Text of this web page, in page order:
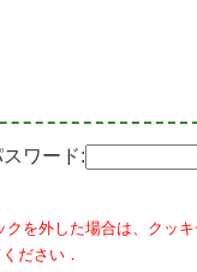
ワード:
を外した場合は、クッキ
ださい．